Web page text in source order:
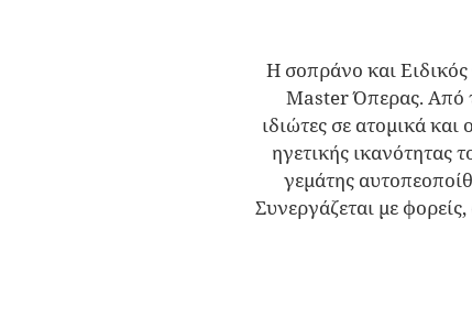
Η σοπράνο και
Master Όπερας. Από
ιδιώτες σε ατομικά
ηγετικής ικανότητας
γεμάτης
Συνεργάζεται με